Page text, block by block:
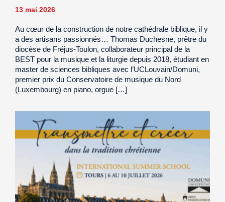
13 mai 2026
Au cœur de la construction de notre cathédrale biblique, il y
a des artisans passionnés… Thomas Duchesne, prêtre du
diocèse de Fréjus-Toulon, collaborateur principal de la
BEST pour la musique et la liturgie depuis 2018, étudiant en
master de sciences bibliques avec l’UCLouvain/Domuni,
premier prix du Conservatoire de musique du Nord
(Luxembourg) en piano, orgue […]